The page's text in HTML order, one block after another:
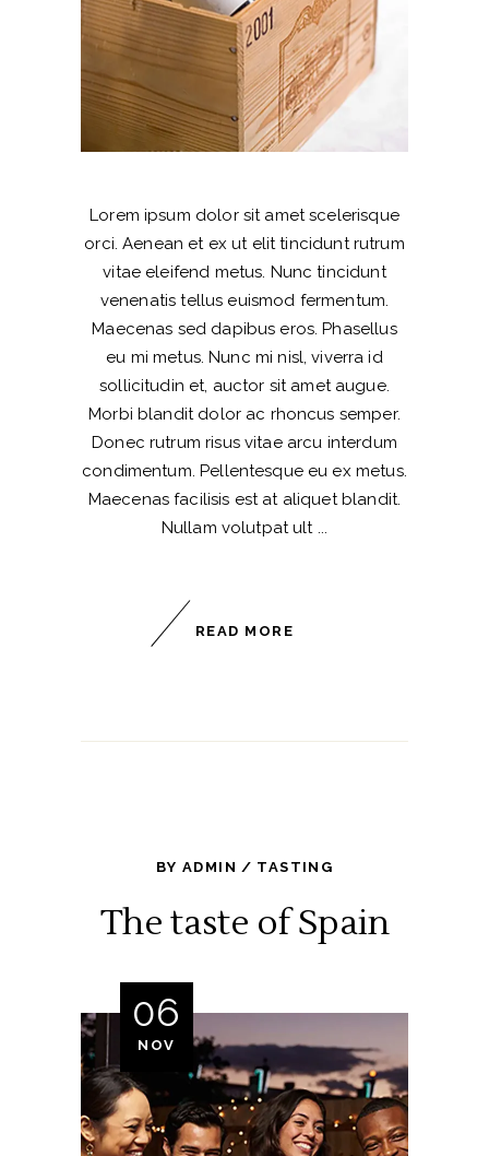
Lorem ipsum dolor sit amet scelerisque
orci. Aenean et ex ut elit tincidunt rutrum
vitae eleifend metus. Nunc tincidunt
venenatis tellus euismod fermentum.
Maecenas sed dapibus eros. Phasellus
eu mi metus. Nunc mi nisl, viverra id
sollicitudin et, auctor sit amet augue.
Morbi blandit dolor ac rhoncus semper.
Donec rutrum risus vitae arcu interdum
condimentum. Pellentesque eu ex metus.
Maecenas facilisis est at aliquet blandit.
Nullam volutpat ult
READ MORE
BYADMIN TASTING
The taste of Spain
06
NOV